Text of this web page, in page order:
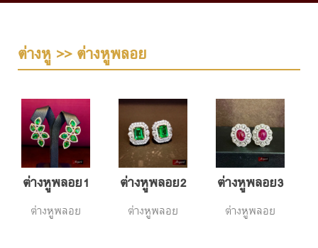
ต่างหู >> ต่างหูพลอย
ต่างหูพลอย1
ต่างหูพลอย
ต่างหูพลอย2
ต่างหูพลอย
ต่างหูพลอย3
ต่างหูพลอย